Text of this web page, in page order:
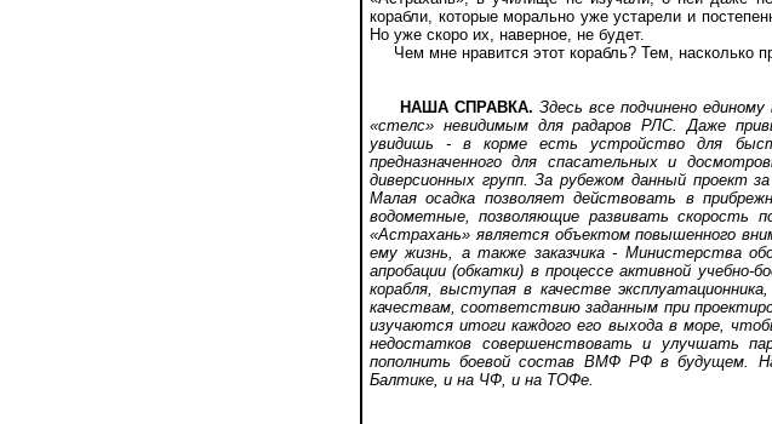
корабли, которые морально уже устарели и
Но уже скоро их, наверное, не будет.
Чем мне нравится этот корабль? Тем, насколько
НАША СПРАВКА. Здесь все подчинено
«стелс» невидимым для радаров РЛС. Даже
увидишь - в корме есть устройство для
предназначенного для спасательных и
диверсионных групп. За рубежом данный проект
Малая осадка позволяет действовать в
водометные, позволяющие развивать скорость
«Астрахань» является объектом повышенного
ему жизнь, а также заказчика - Министерства
апробации (обкатки) в процессе активной
корабля, выступая в качестве
качествам, соответствию заданным при
изучаются итоги каждого его выхода в море,
недостатков совершенствовать и улучшать
пополнить боевой состав ВМФ РФ в будущем.
Балтике, и на ЧФ, и на ТОФе.